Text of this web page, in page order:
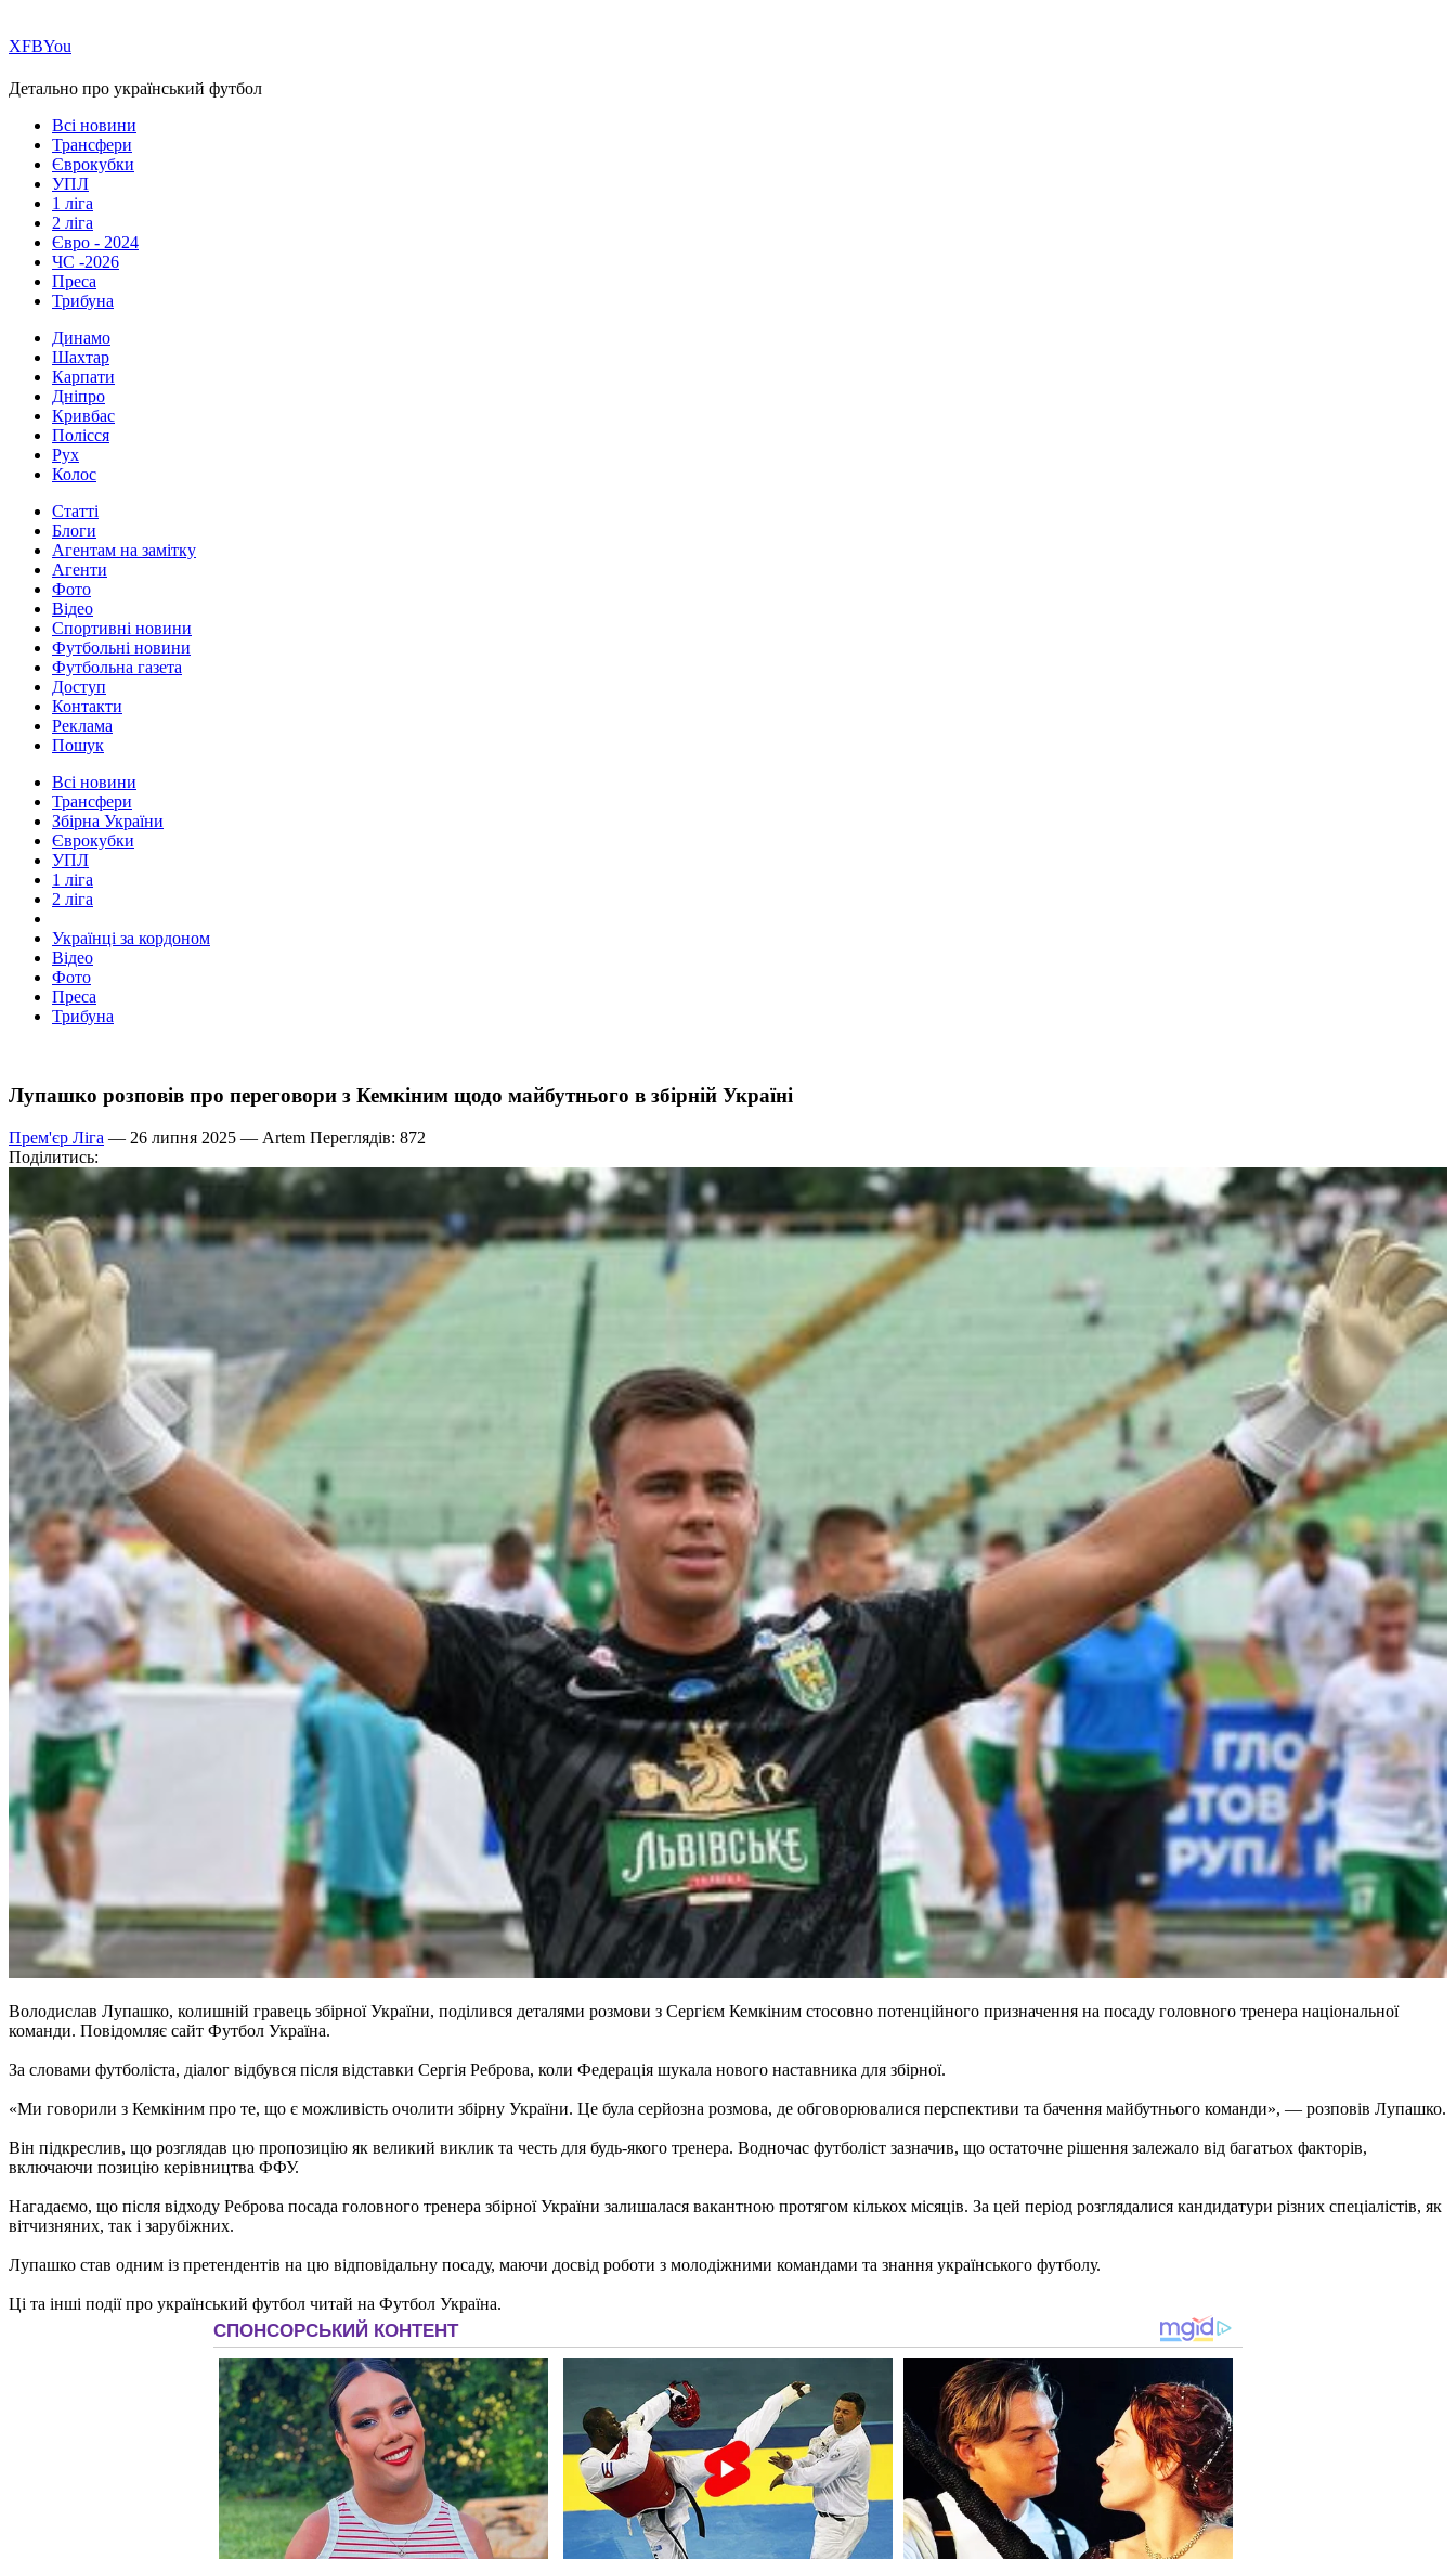
ХFBYou
Детально про український футбол
Всі новини
Трансфери
Єврокубки
УПЛ
1 ліга
2 ліга
Євро - 2024
ЧС -2026
Преса
Трибуна
Динамо
Шахтар
Карпати
Дніпро
Кривбас
Полісся
Рух
Колос
Статті
Блоги
Агентам на замітку
Агенти
Фото
Відео
Спортивні новини
Футбольні новини
Футбольна газета
Доступ
Контакти
Реклама
Пошук
Всі новини
Трансфери
Збірна України
Єврокубки
УПЛ
1 ліга
2 ліга
Українці за кордоном
Відео
Фото
Преса
Трибуна
Лупашко розповів про переговори з Кемкіним щодо майбутнього в збірній Україні
Прем'єр Ліга — 26 липня 2025 — Artem Переглядів: 872
Поділитись:
Володислав Лупашко, колишній гравець збірної України, поділився деталями розмови з Сергієм Кемкіним стосовно потенційного призначення на посаду головного тренера національної
команди. Повідомляє сайт Футбол Україна.
За словами футболіста, діалог відбувся після відставки Сергія Реброва, коли Федерація шукала нового наставника для збірної.
«Ми говорили з Кемкіним про те, що є можливість очолити збірну України. Це була серйозна розмова, де обговорювалися перспективи та бачення майбутнього команди», — розповів Лупашко.
Він підкреслив, що розглядав цю пропозицію як великий виклик та честь для будь-якого тренера. Водночас футболіст зазначив, що остаточне рішення залежало від багатьох факторів,
включаючи позицію керівництва ФФУ.
Нагадаємо, що після відходу Реброва посада головного тренера збірної України залишалася вакантною протягом кількох місяців. За цей період розглядалися кандидатури різних спеціалістів, як
вітчизняних, так і зарубіжних.
Лупашко став одним із претендентів на цю відповідальну посаду, маючи досвід роботи з молодіжними командами та знання українського футболу.
Ці та інші події про український футбол читай на Футбол Україна.